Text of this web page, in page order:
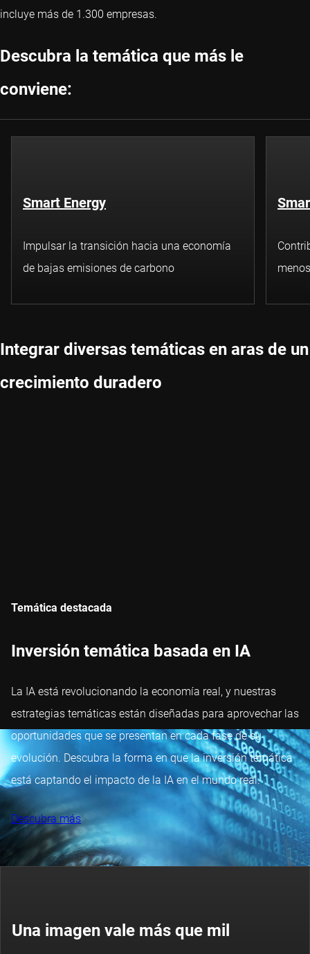
incluye más de 1.300 empresas.
Descubra la temática que más le
conviene:
Smart Energy
Impulsar la transición hacia una economía
de bajas emisiones de carbono
Integrar diversas temáticas en aras de un
crecimiento duradero
Temática destacada
Inversión temática basada en IA
La IA está revolucionando la economía real, y nuestras
estrategias temáticas están diseñadas para aprovechar las
oportunidades que se presentan en cada fase de su
evolución. Descubra la forma en que la inversión temática
está captando el impacto de la IA en el mundo real.
Descubra más
Una imagen vale más que mil